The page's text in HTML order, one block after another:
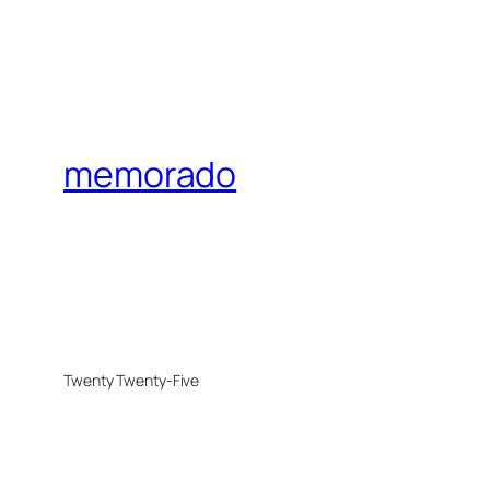
memorado
Twenty Twenty-Five